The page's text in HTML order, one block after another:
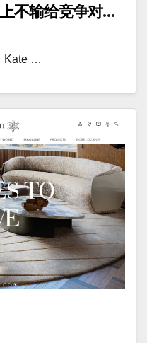
不输给竞争对
Kate …